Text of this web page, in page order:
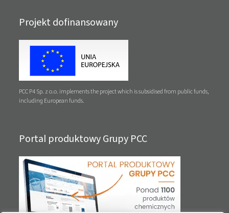
Projekt dofinansowany
PCC P4 Sp. z o.o. implements the project which is subsidised from public funds,
including European funds.
Portal produktowy Grupy PCC